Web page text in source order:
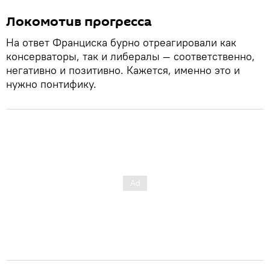
Локомотив прогресса
На ответ Франциска бурно отреагировали как
консерваторы, так и либералы — соответственно,
негативно и позитивно. Кажется, именно это и
нужно понтифику.